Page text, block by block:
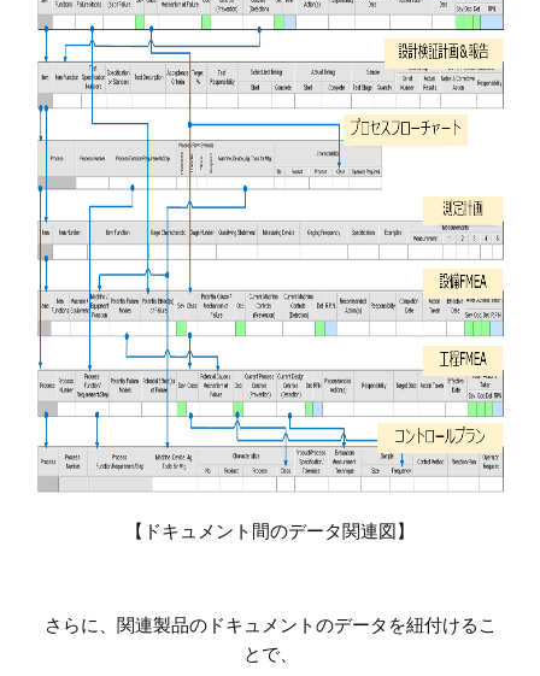
【ドキュメント間のデータ関連図】
さらに、関連製品のドキュメントのデータを紐付けるこ
とで、